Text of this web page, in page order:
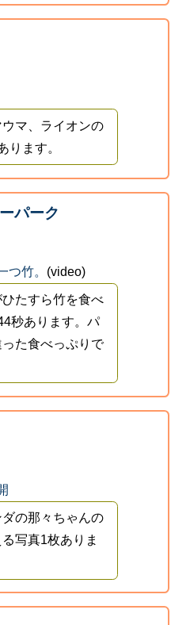
マ、ライオンの
ります。
パーク
つ竹。 (video)
たすら竹を食べ
秒あります。パ
た食べっぷりで
の那々ちゃんの
写真1枚ありま